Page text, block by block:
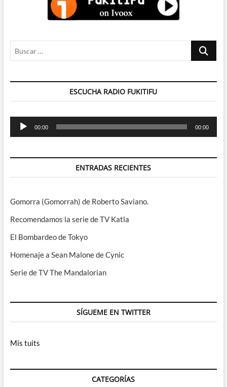
Buscar
ESCUCHA RADIO FUKITIFU
Reproductor
00:00 00:00
ENTRADAS RECIENTES
Gomorra (Gomorrah) de Roberto Saviano.
Recomendamos la serie de TV Katla
El Bombardeo de Tokyo
Homenaje a Sean Malone de Cynic
Serie de TV The Mandalorian
SÍGUEME EN TWITTER
Mis tuits
CATEGORÍAS